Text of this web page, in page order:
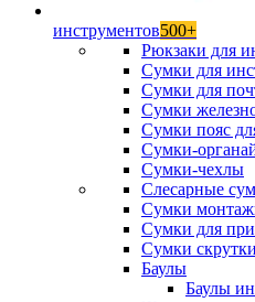
инструментов500+
Рюкзаки для
Сумки для
Сумки для
Сумки
Сумки пояс
Сумки-
Сумки-чехлы
Слесарные
Сумки
Сумки для
Сумки
Баулы
Баулы